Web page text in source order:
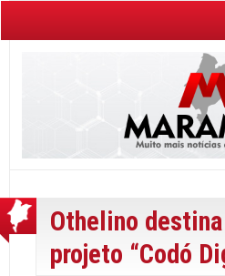
Othelino
projeto “Codó